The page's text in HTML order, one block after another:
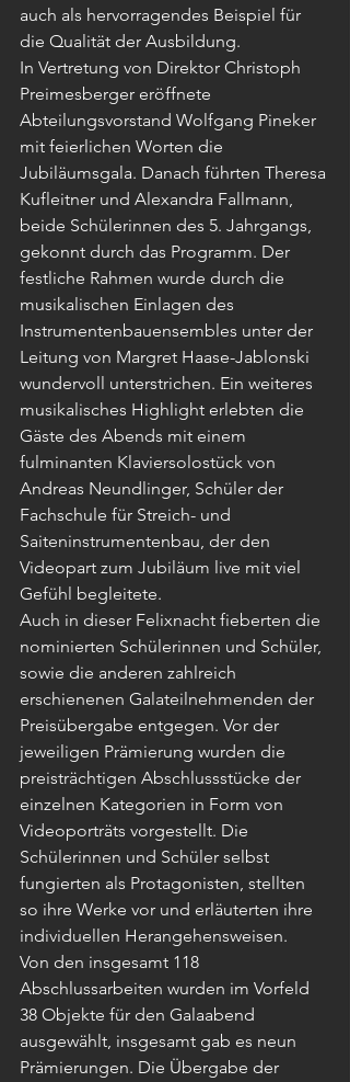
auch als hervorragendes Beispiel für
die Qualität der Ausbildung.
In Vertretung von Direktor Christoph
Preimesberger eröffnete
Abteilungsvorstand Wolfgang Pineker
mit feierlichen Worten die
Jubiläumsgala. Danach führten Theresa
Kufleitner und Alexandra Fallmann,
beide Schülerinnen des 5. Jahrgangs,
gekonnt durch das Programm. Der
festliche Rahmen wurde durch die
musikalischen Einlagen des
Instrumentenbauensembles unter der
Leitung von Margret Haase-Jablonski
wundervoll unterstrichen. Ein weiteres
musikalisches Highlight erlebten die
Gäste des Abends mit einem
fulminanten Klaviersolostück von
Andreas Neundlinger, Schüler der
Fachschule für Streich- und
Saiteninstrumentenbau, der den
Videopart zum Jubiläum live mit viel
Gefühl begleitete.
Auch in dieser Felixnacht fieberten die
nominierten Schülerinnen und Schüler,
sowie die anderen zahlreich
erschienenen Galateilnehmenden der
Preisübergabe entgegen. Vor der
jeweiligen Prämierung wurden die
preisträchtigen Abschlussstücke der
einzelnen Kategorien in Form von
Videoporträts vorgestellt. Die
Schülerinnen und Schüler selbst
fungierten als Protagonisten, stellten
so ihre Werke vor und erläuterten ihre
individuellen Herangehensweisen.
Von den insgesamt 118
Abschlussarbeiten wurden im Vorfeld
38 Objekte für den Galaabend
ausgewählt, insgesamt gab es neun
Prämierungen. Die Übergabe der